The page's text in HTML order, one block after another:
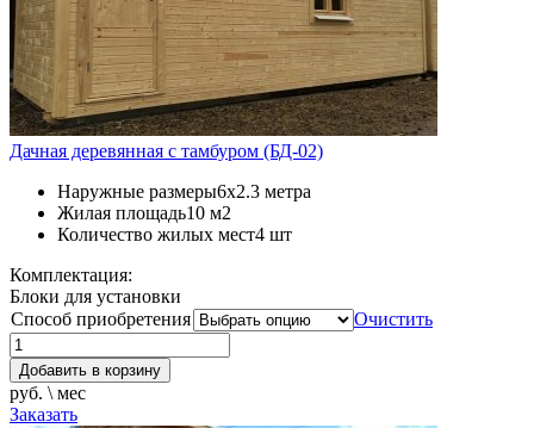
Дачная деревянная с тамбуром (БД-02)
Наружные размеры6х2.3 метра
Жилая площадь10 м2
Количество жилых мест4 шт
Комплектация:
Блоки для установки
Способ приобретения
Очистить
Добавить в корзину
руб. \ мес
Заказать